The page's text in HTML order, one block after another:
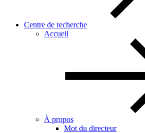
Centre de recherche
Accueil
À propos
Mot du directeur